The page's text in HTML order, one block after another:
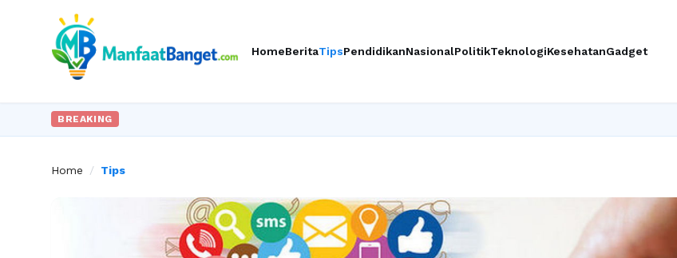
HomeBeritaTipsPendidikanNasionalPolitikTeknologiKesehatanGadget
BREAKING
Home / Tips